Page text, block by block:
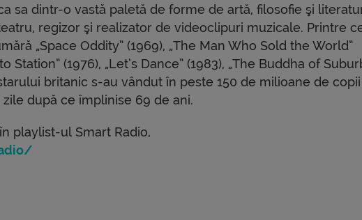
sa dintr-o vastă paletă de forme de artă, filosofie şi
regizor şi realizator de videoclipuri muzicale. Printre
„Space Oddity” (1969), „The Man Who Sold the World”
Station” (1976), „Let’s Dance” (1983), „The Buddha of
britanic s-au vândut în peste 150 de milioane de
după ce împlinise 69 de ani.
playlist-ul Smart Radio,